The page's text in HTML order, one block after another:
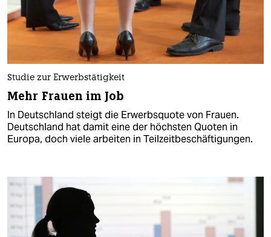
Studie zur Erwerbstätigkeit
Mehr Frauen im Job
In Deutschland steigt die Erwerbsquote von Frauen.
Deutschland hat damit eine der höchsten Quoten in
Europa, doch viele arbeiten in Teilzeitbeschäftigungen.